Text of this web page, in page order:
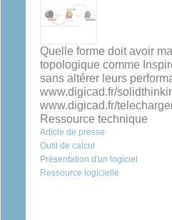
Quelle forme doit avoir
topologique comme
sans altérer leurs
www.digicad.fr/
www.digicad.fr/
Ressource technique
Article de presse
Outil de calcul
Présentation d'un logiciel
Ressource logicielle